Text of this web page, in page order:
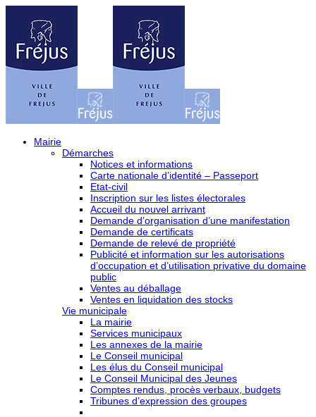
Mairie
Démarches
Notices et informations
Carte nationale d’identité – Passeport
Etat-civil
Inscription sur les listes électorales
Accueil du nouvel arrivant
Demande d’organisation d’une manifestation
Demande de certificats
Demande de relevé de propriété
Publicité et information sur les autorisations
d’occupation et d’utilisation privative du domaine
public
Ventes au déballage
Ventes en liquidation des stocks
Vie municipale
La mairie
Services municipaux
Les annexes de la mairie
Le Conseil municipal
Les élus du Conseil municipal
Le Conseil Municipal des Jeunes
Comptes rendus, procès verbaux, budgets
Tribunes d’expression des groupes